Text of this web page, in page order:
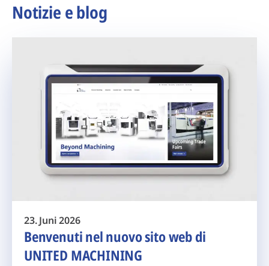
Notizie e blog
23. Juni 2026
Benvenuti nel nuovo sito web di
UNITED MACHINING